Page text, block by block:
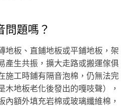
問題嗎？
地板、直鋪地板或平鋪地板，架
產生共振，擴大走路或搬運傢俱
施工時鋪有隔音泡棉，仍無法完
木地板老化後發出的嘎吱聲），
內額外填充岩棉或玻璃纖維棉，